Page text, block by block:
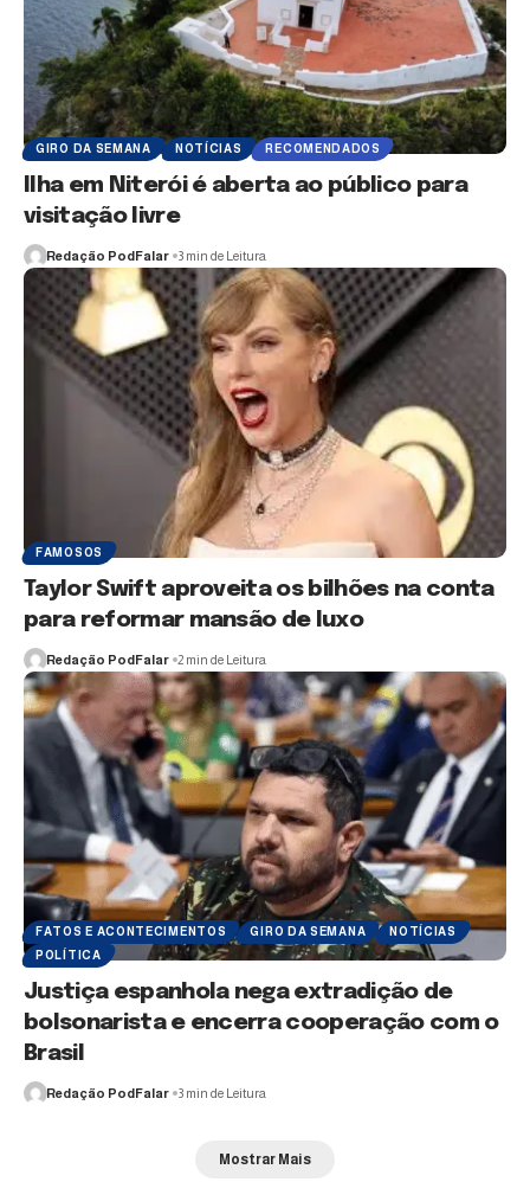
GIRO DA SEMANA NOTÍCIAS RECOMENDADOS
Ilha em Niterói é aberta ao público para
visitação livre
Redação PodFalar 3 min de Leitura
FAMOSOS
Taylor Swift aproveita os bilhões na conta
para reformar mansão de luxo
Redação PodFalar 2 min de Leitura
FATOS E ACONTECIMENTOS GIRO DA SEMANA
NOTÍCIAS
POLÍTICA
Justiça espanhola nega extradição de
bolsonarista e encerra cooperação com o
Brasil
Redação PodFalar 3 min de Leitura
Mostrar Mais